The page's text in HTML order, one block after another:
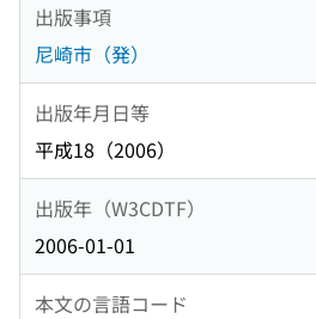
出版事項
尼崎市（発）
出版年月日等
平成18（2006）
出版年（W3CDTF）
2006-01-01
本文の言語コード